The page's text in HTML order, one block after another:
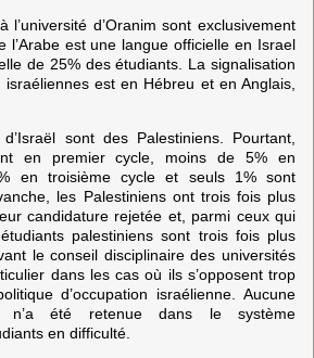
l’université d’Oranim sont exclusivement
l’Arabe est une langue officielle en Israel
de 25% des étudiants. La signalisation
est en Hébreu et en Anglais,
sont des Palestiniens. Pourtant,
en premier cycle, moins de 5% en
en troisième cycle et seuls 1% sont
les Palestiniens ont trois fois plus
candidature rejetée et, parmi ceux qui
palestiniens sont trois fois plus
le conseil disciplinaire des universités
dans les cas où ils s’opposent trop
d’occupation israélienne. Aucune
n’a été retenue dans le système
en difficulté.